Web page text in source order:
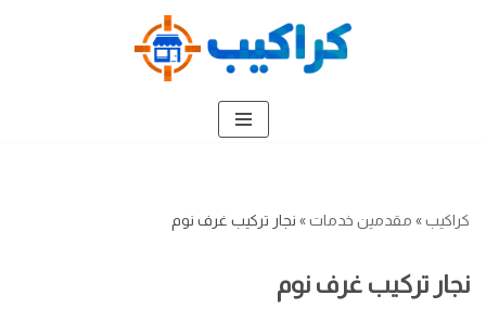
كراكيب» مقدمين خدمات» نجار تركيب غرف نوم
نجار تركيب غرف نوم